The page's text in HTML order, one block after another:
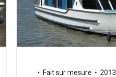
Fait sur mesure
2013